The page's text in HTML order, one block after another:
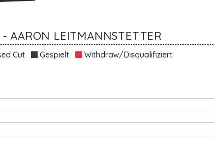
AARON LEITMANNSTETTER
Cut Gespielt Withdraw/Disqualifiziert